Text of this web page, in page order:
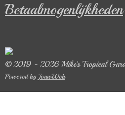
Betaalmogenlijkheden
© 2019 - 2026 Mike's Tropical
Powered by JouwWeb